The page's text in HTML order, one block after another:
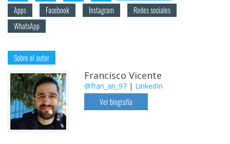
Apps
Facebook Instagram
Redes sociales
WhatsApp
Sobre el autor
Francisco Vicente
@fran_an_97 | LinkedIn
Ver biografía